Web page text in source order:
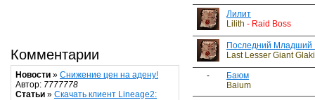
Комментарии
Новости » Снижение цен на адену!
Автор: 7777778
Статьи » Скачать клиент Lineage2:
Лилит
Lilith - Raid Boss
Последний Младший
Last Lesser Giant Glaki
-
Баюм
Baium